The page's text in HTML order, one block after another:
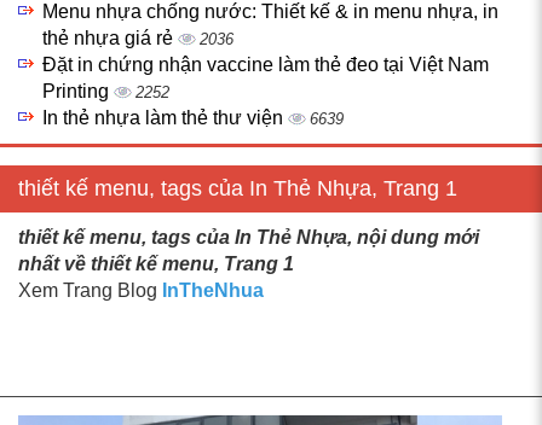
Menu nhựa chống nước: Thiết kế & in menu nhựa, in
thẻ nhựa giá rẻ
2036
Đặt in chứng nhận vaccine làm thẻ đeo tại Việt Nam
Printing
2252
In thẻ nhựa làm thẻ thư viện 6639
thiết kế menu, tags của In Thẻ Nhựa, Trang 1
thiết kế menu, tags của In Thẻ Nhựa, nội dung mới
nhất về thiết kế menu, Trang 1
Xem Trang Blog InTheNhua